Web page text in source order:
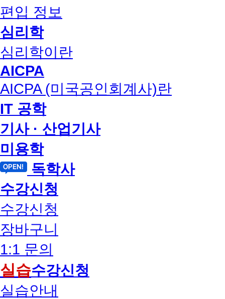
편입 정보
심리학
심리학이란
AICPA
AICPA (미국공인회계사)란
IT 공학
기사 · 산업기사
미용학
독학사
수강신청
수강신청
장바구니
1:1 문의
실습수강신청
실습안내